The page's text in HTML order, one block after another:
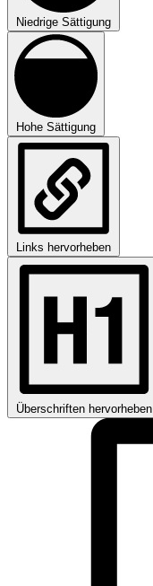
Niedrige Sättigung
Hohe Sättigung
Links hervorheben
Überschriften hervorheben